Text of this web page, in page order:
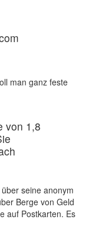
man ganz feste
von 1,8
seine anonym
Berge von Geld
auf Postkarten. Es